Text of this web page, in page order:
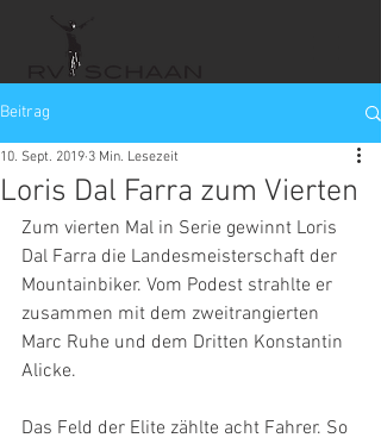
Beitrag
Loris Dal Farra zum Vierten
10. Sept. 2019 3 Min. Lesezeit
Zum vierten Mal in Serie gewinnt Loris
Dal Farra die Landesmeisterschaft der
Mountainbiker. Vom Podest strahlte er
zusammen mit dem zweitrangierten
Marc Ruhe und dem Dritten Konstantin
Alicke.
Das Feld der Elite zählte acht Fahrer. So